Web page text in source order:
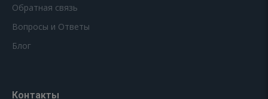
Обратная связь
Вопросы и Ответы
Блог
Контакты